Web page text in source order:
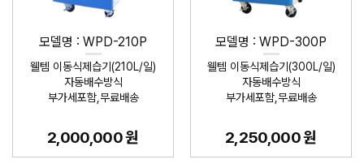
모델명 : WPD-210P
웰템 이동식제습기(210L/일)
자동배수방식
부가세포함,무료배송
2,000,000 원
모델명 : WPD-300P
웰템 이동식제습기(300L/일)
자동배수방식
부가세포함,무료배송
2,250,000 원